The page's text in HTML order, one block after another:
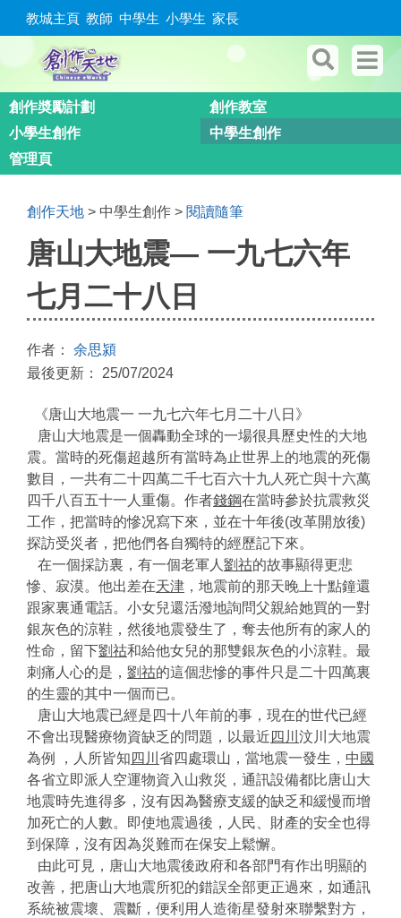
教城主頁 教師 中學生 小學生 家長
創作奬勵計劃
創作教室
小學生創作
中學生創作
管理頁
創作天地 > 中學生創作 > 閱讀隨筆
唐山大地震— 一九七六年
七月二十八日
作者： 余思潁
最後更新： 25/07/2024
《唐山大地震一 一九七六年七月二十八日》
唐山大地震是一個轟動全球的一場很具歷史性的大地
震。當時的死傷超越所有當時為止世界上的地震的死傷
數目，一共有二十四萬二千七百六十九人死亡與十六萬
四千八百五十一人重傷。作者錢鋼在當時參於抗震救災
工作，把當時的慘况寫下來，並在十年後(改革開放後)
探訪受災者，把他們各自獨特的經歷記下來。
在一個採訪裏，有一個老軍人 劉祜的故事顯得更悲
慘、寂漠。他出差在天津 ，地震前的那天晚上十點鐘還
跟家裏通電話。小女兒還活潑地詢問父親給她買的一對
銀灰色的涼鞋，然後地震發生了，奪去他所有的家人的
性命，留下劉祜和給他女兒的那雙銀灰色的小涼鞋。最
刺痛人心的是， 劉祜的這個悲慘的事件只是二十四萬裏
的生靈的其中一個而已。
唐山大地震已經是四十八年前的事，現在的世代已經
不會出現醫療物資缺乏的問題，以最近 四川 汶川大地震
為例 ，人所皆知 四川 省四處環山，當地震一發生， 中國
各省立即派人空運物資入山救災，通訊設備都比唐山大
地震時先進得多，沒有因為醫療支緩的缺乏和緩慢而增
加死亡的人數。即使地震過後，人⺠、財產的安全也得
到保障，沒有因為災難而在保安上鬆懈。
由此可見，唐山大地震後政府和各部門有作出明顯的
改善，把唐山大地震所犯的錯誤全部更正過來，如通訊
系統被震壞、震斷，便利用人造衛星發射來聯繫對方，